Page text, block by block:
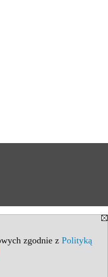
zgodnie z Polityką